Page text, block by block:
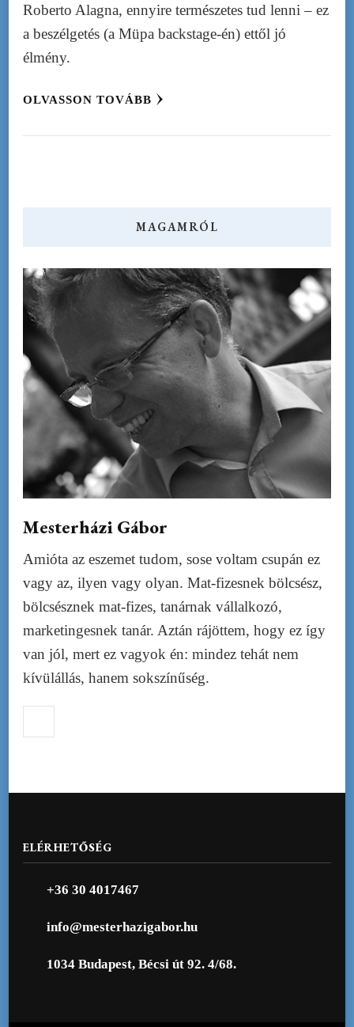
Roberto Alagna, ennyire természetes tud lenni – ez
a beszélgetés (a Müpa backstage-én) ettől jó
élmény.
OLVASSON TOVÁBB
MAGAMRÓL
Mesterházi Gábor
Amióta az eszemet tudom, sose voltam csupán ez
vagy az, ilyen vagy olyan. Mat-fizesnek bölcsész,
bölcsésznek mat-fizes, tanárnak vállalkozó,
marketingesnek tanár. Aztán rájöttem, hogy ez így
van jól, mert ez vagyok én: mindez tehát nem
kívülállás, hanem sokszínűség.
ELÉRHETŐSÉG
+36 30 4017467
info@mesterhazigabor.hu
1034 Budapest, Bécsi út 92. 4/68.